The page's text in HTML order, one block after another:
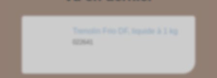
Trenolin Frio DF, liquide à 1 kg
022641